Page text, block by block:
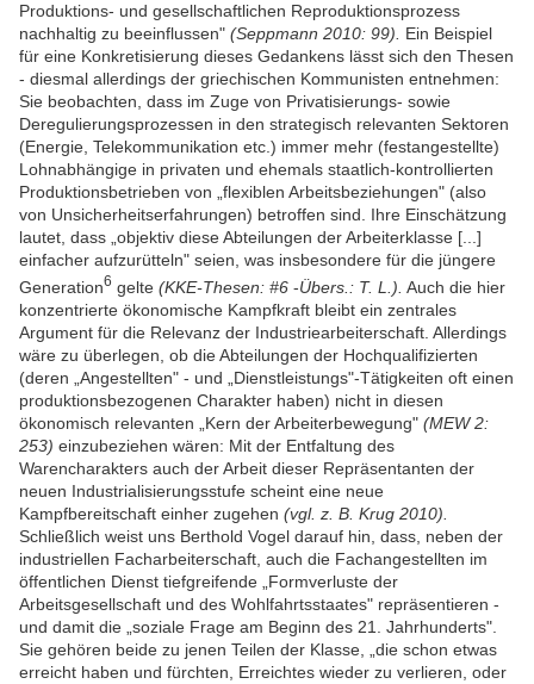
Produktions- und gesellschaftlichen Reproduktionsprozess
nachhaltig zu beeinflussen" (Seppmann 2010: 99). Ein Beispiel
für eine Konkretisierung dieses Gedankens lässt sich den Thesen
- diesmal allerdings der griechischen Kommunisten entnehmen:
Sie beobachten, dass im Zuge von Privatisierungs- sowie
Deregulierungsprozessen in den strategisch relevanten Sektoren
(Energie, Telekommunikation etc.) immer mehr (festangestellte)
Lohnabhängige in privaten und ehemals staatlich-kontrollierten
Produktionsbetrieben von „flexiblen Arbeitsbeziehungen" (also
von Unsicherheitserfahrungen) betroffen sind. Ihre Einschätzung
lautet, dass „objektiv diese Abteilungen der Arbeiterklasse [...]
einfacher aufzurütteln" seien, was insbesondere für die jüngere
Generation6 gelte (KKE-Thesen: #6 -Übers.: T. L.). Auch die hier
konzentrierte ökonomische Kampfkraft bleibt ein zentrales
Argument für die Relevanz der Industriearbeiterschaft. Allerdings
wäre zu überlegen, ob die Abteilungen der Hochqualifizierten
(deren „Angestellten" - und „Dienstleistungs"-Tätigkeiten oft einen
produktionsbezogenen Charakter haben) nicht in diesen
ökonomisch relevanten „Kern der Arbeiterbewegung" (MEW 2:
253) einzubeziehen wären: Mit der Entfaltung des
Warencharakters auch der Arbeit dieser Repräsentanten der
neuen Industrialisierungsstufe scheint eine neue
Kampfbereitschaft einher zugehen (vgl. z. B. Krug 2010).
Schließlich weist uns Berthold Vogel darauf hin, dass, neben der
industriellen Facharbeiterschaft, auch die Fachangestellten im
öffentlichen Dienst tiefgreifende „Formverluste der
Arbeitsgesellschaft und des Wohlfahrtsstaates" repräsentieren -
und damit die „soziale Frage am Beginn des 21. Jahrhunderts".
Sie gehören beide zu jenen Teilen der Klasse, „die schon etwas
erreicht haben und fürchten, Erreichtes wieder zu verlieren, oder